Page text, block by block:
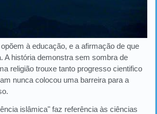
à educação, e a afirmação de que
A história demonstra sem sombra de
religião trouxe tanto progresso cientifico
nunca colocou uma barreira para a
islâmica" faz referência às ciências